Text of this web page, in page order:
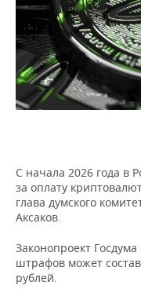
НЕФТЕХИМИЯ
НЕФТЬ
ОПК
ЭНЕРГЕТИКА
РОЗНИЧНАЯ
ТРАНСПОРТ
УСЛУГИ
НОВОСТИ
IT
МЕДИА
МЕРОПРИЯТИЯ
НОВОСТИ
ВЫЕЗДНАЯ
ONLINE-
ОТКРЫТАЯ ЛЕКЦИЯ
СПОРТ
НОВОСТИ СПОРТА
ХОККЕЙ
БАСКЕТБОЛ
ВОЛЕЙБОЛ
КИБЕРСПОРТ
ОБЩЕСТВО
ВЛАСТЬ
ИНФРАСТРУКТУРА
ИСТОРИЯ
КУЛЬТУРА
СЮЖЕТЫ
СПРАВОЧНИК
СПИСОК ПЕРСОН
СПИСОК КОМПАНИЙ
ПОЛНАЯ ВЕРСИЯ
С начала 2026 года в
за оплату
глава думского
Аксаков.
Законопроект
штрафов может
рублей.